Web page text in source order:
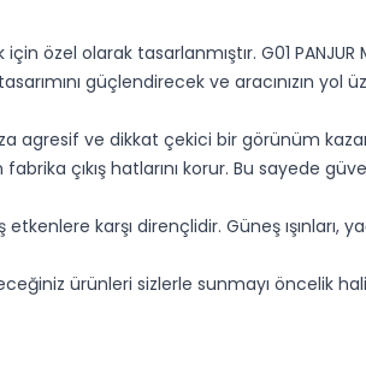
özel olarak tasarlanmıştır. G01
güçlendirecek ve aracınızın yol
agresif ve dikkat çekici bir görünüm
çıkış hatlarını korur. Bu sayede
karşı dirençlidir. Güneş
ürünleri sizlerle sunmayı öncelik